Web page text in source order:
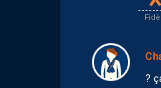
?